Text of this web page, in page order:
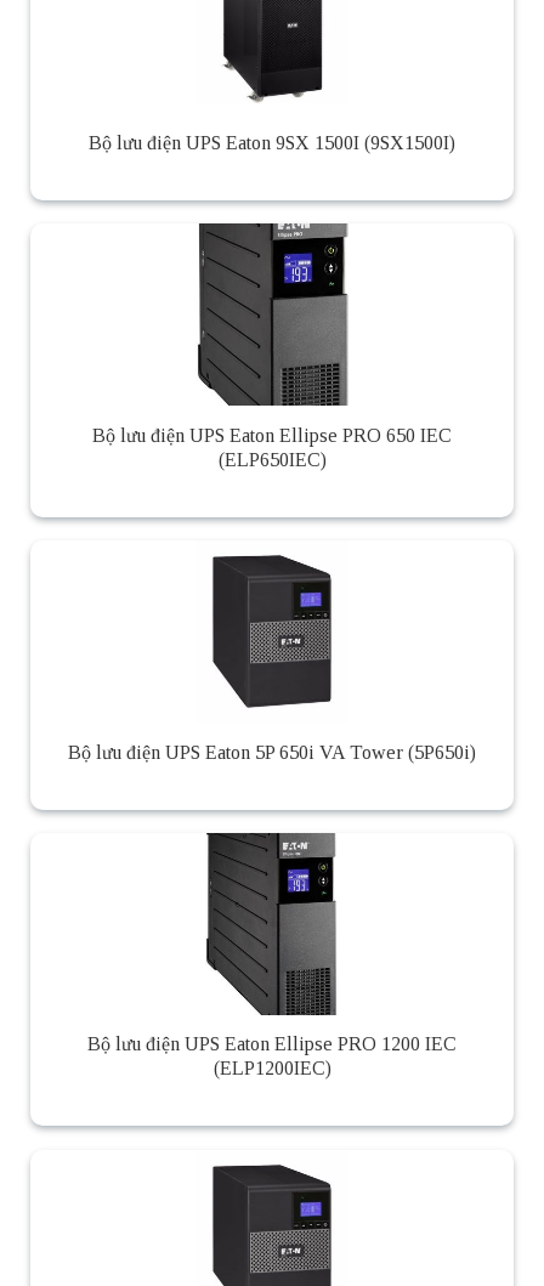
Bộ lưu điện UPS Eaton 9SX 1500I (9SX1500I)
Bộ lưu điện UPS Eaton Ellipse PRO 650 IEC
(ELP650IEC)
Bộ lưu điện UPS Eaton 5P 650i VA Tower (5P650i)
Bộ lưu điện UPS Eaton Ellipse PRO 1200 IEC
(ELP1200IEC)